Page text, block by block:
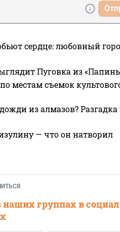
сердце: любовный
Пуговка из
местам съемок
из алмазов?
— что он натворил
группах в